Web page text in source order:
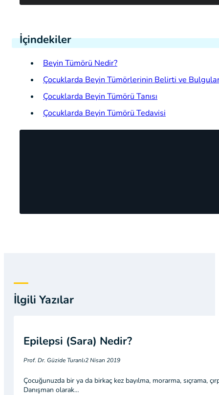
İçindekiler
Beyin Tümörü Nedir?
Çocuklarda Beyin Tümörlerinin Belirti ve
Çocuklarda Beyin Tümörü Tanısı
Çocuklarda Beyin Tümörü Tedavisi
İlgili Yazılar
Epilepsi (Sara) Nedir?
Prof. Dr. Güzide Turanlı2 Nisan 2019
Çocuğunuzda bir ya da birkaç kez bayılma, morarma, sıçrama,
Danışman olarak…